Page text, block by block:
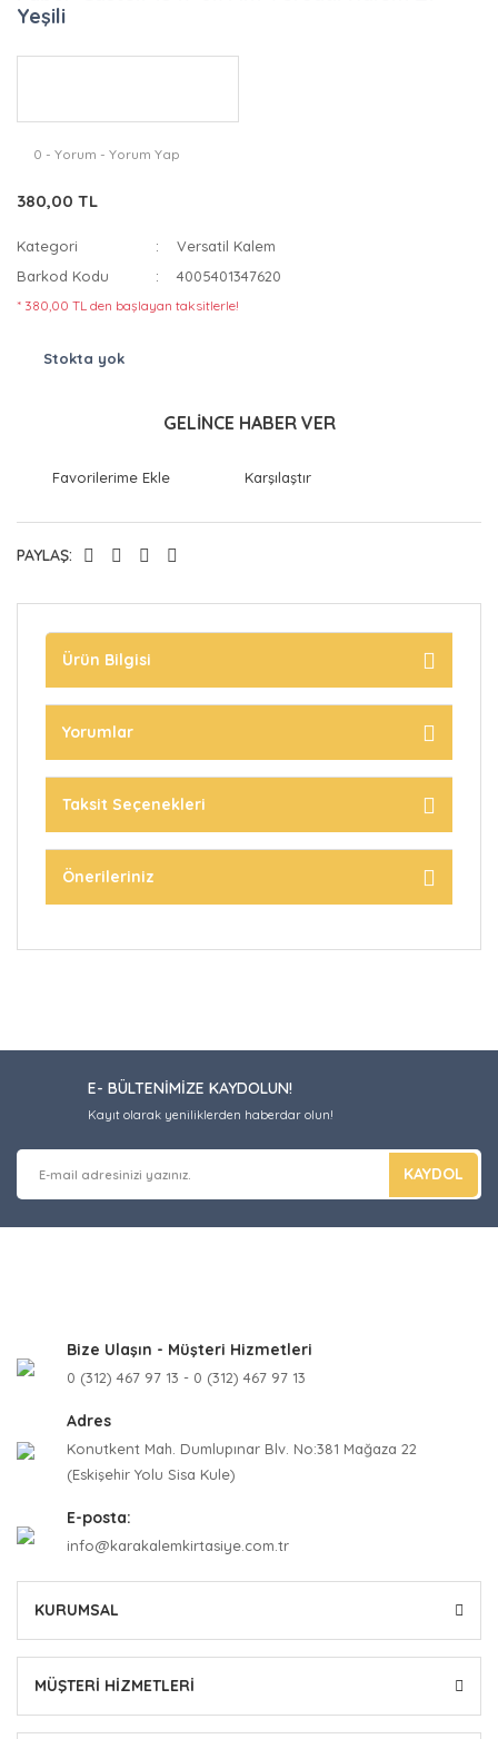
Yeşili
0 - Yorum - Yorum Yap
380,00 TL
Kategori
Versatil Kalem
Barkod Kodu
4005401347620
* 380,00 TL den başlayan taksitlerle!
Stokta yok
GELİNCE HABER VER
Karşılaştır
PAYLAŞ:
Ürün Bilgisi
Yorumlar
Taksit Seçenekleri
Önerileriniz
E- BÜLTENİMİZE KAYDOLUN!
Kayıt olarak yeniliklerden haberdar olun!
KAYDOL
Bize Ulaşın - Müşteri Hizmetleri
0 (312) 467 97 13 - 0 (312) 467 97 13
Adres
Konutkent Mah. Dumlupınar Blv. No:381 Mağaza 22
(Eskişehir Yolu Sisa Kule)
E-posta:
info@karakalemkirtasiye.com.tr
KURUMSAL
MÜŞTERİ HİZMETLERİ